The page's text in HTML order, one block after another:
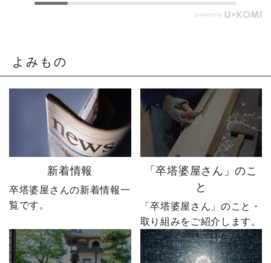
まじゃまずい。」 そう痛
発動します。 来る日も来
も予想しなかった結果で
した。 無謀だと笑われた
婿社長の逆転劇、ついに
完結です。 あなたなら、
人生で一番大きな挑戦は
何ですか？ぜひコメント
で教えてください！ 「い
いね」「保存」「フォロ
ー」も励みになります。
ーーーーーー 創業明治15
年｜卒塔婆専門メーカー
東京・日の出町を拠点
たやじ社長が下した決断
とは。▶ @sotoubaya140
いたそうです。 それで
も、ダメ元で始めた初め
てのネットショップ運
たサイトに待っていたの
は、想像以上の結果でし
た。 そして、その後やじ
社長の運命を大きく変え
る出来事が起こります。
続きは第4話「逆転編」。
ぜひ最後までご覧いただ
き、感想をコメントで教
えてください！ 「いい
よみもの
新着情報
卒塔婆屋さんの新着情報一
覧です。
「卒塔婆屋さん」のこ
と
「卒塔婆屋さん」のこと・
取り組みをご紹介します。